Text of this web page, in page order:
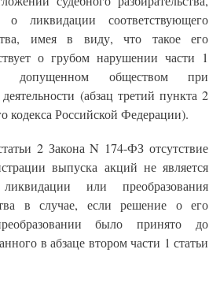
ликвидации соответствующего
имея в виду, что такое его
о грубом нарушении части 1
допущенном обществом при
(абзац третий пункта 2
кодекса Российской Федерации).
2 Закона N 174-ФЗ отсутствие
выпуска акций не является
или преобразования
в случае, если решение о его
было принято до
в абзаце втором части 1 статьи